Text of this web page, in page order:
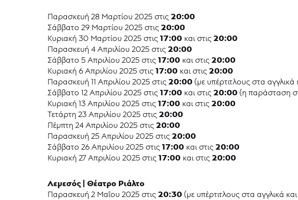
Παρασκευή 28 Μαρτίου 2025 στις 20:00
Σάββατο 29 Μαρτίου 2025 στις 20:00
Κυριακή 30 Μαρτίου 2025 στις 17:00 και στις 20:00
Παρασκευή 4 Απριλίου 2025 στις 20:00
Σάββατο 5 Απριλίου 2025 στις 17:00 και στις 20:00
Κυριακή 6 Απριλίου 2025 στις 17:00 και στις 20:00
Παρασκευή 11 Απριλίου 2025 στις 20:00 (με υπέρτιτλους στα αγγλικά
Σάββατο 12 Απριλίου 2025 στις 17:00 και στις 20:00 (η παράσταση
Κυριακή 13 Απριλίου 2025 στις 17:00 και στις 20:00
Τετάρτη 23 Απριλίου 2025 στις 20:00
Πέμπτη 24 Απριλίου 2025 στις 20:00
Παρασκευή 25 Απριλίου 2025 στις 20:00
Σάββατο 26 Απριλίου 2025 στις 17:00 και στις 20:00
Κυριακή 27 Απριλίου 2025 στις 17:00 και στις 20:00
Λεμεσός | Θέατρο Ριάλτο
Παρασκευή 2 Μαΐου 2025 στις 20:30 (με υπέρτιτλους στα αγγλικά